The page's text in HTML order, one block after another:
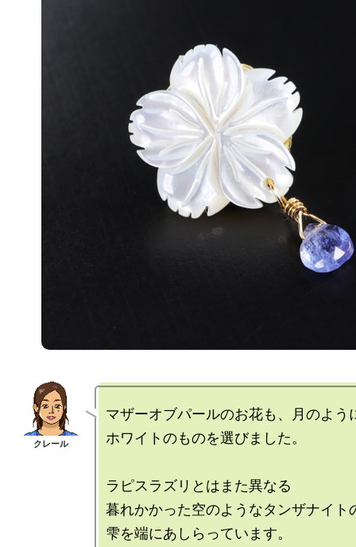
マザーオブパールのお花も、月のよう
ホワイトのものを選びました。
ラピスラズリとはまた異なる
暮れかかった空のようなタンザナイト
雫を端にあしらっています。